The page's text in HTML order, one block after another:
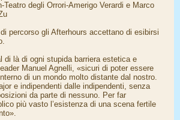
Teatro degli Orrori-Amerigo Verardi e Marco
di percorso gli Afterhours accettano di esibirsi
di là di ogni stupida barriera estetica e
Manuel Agnelli, «sicuri di poter essere
di un mondo molto distante dal nostro.
e indipendenti dalle indipendenti, senza
da parte di nessuno. Per far
più vasto l’esistenza di una scena fertile